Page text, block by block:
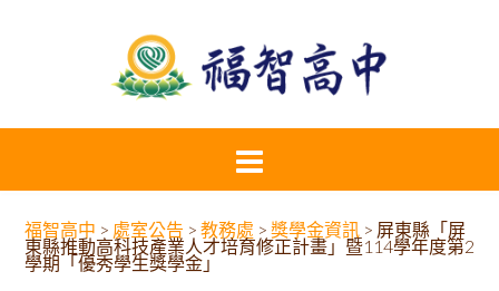
福智高中 > 處室公告 > 教務處 > 獎學金資訊 > 屏東縣「屏
東縣推動高科技產業人才培育修正計畫」暨114學年度第2
學期「優秀學生獎學金」